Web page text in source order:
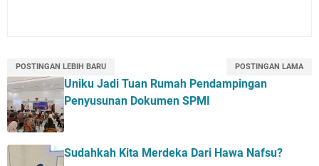
POSTINGAN LEBIH BARU POSTINGAN LAMA
Uniku Jadi Tuan Rumah Pendampingan
Penyusunan Dokumen SPMI
Sudahkah Kita Merdeka Dari Hawa Nafsu?